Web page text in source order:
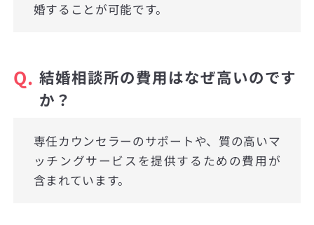
婚することが可能です。
Q. 結婚相談所の費用はなぜ高いのです
か？
専任カウンセラーのサポートや、質の高いマ
ッチングサービスを提供するための費用が
含まれています。